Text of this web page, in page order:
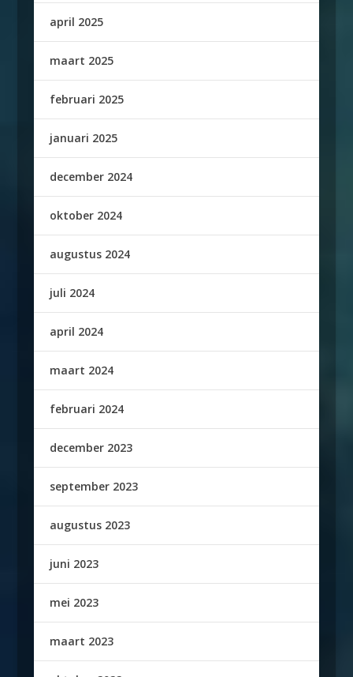
april 2025
maart 2025
februari 2025
januari 2025
december 2024
oktober 2024
augustus 2024
juli 2024
april 2024
maart 2024
februari 2024
december 2023
september 2023
augustus 2023
juni 2023
mei 2023
maart 2023